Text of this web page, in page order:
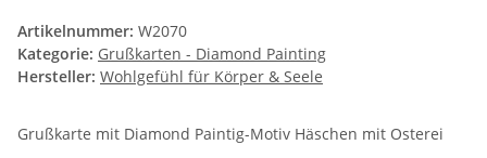
Artikelnummer: W2070
Kategorie: Grußkarten - Diamond Painting
Hersteller: Wohlgefühl für Körper & Seele
Grußkarte mit Diamond Paintig-Motiv Häschen mit Osterei